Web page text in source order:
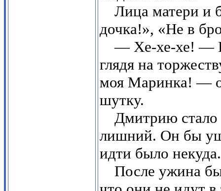
Лица матери и
дочка!», «Не в
— Хе-хе-хе! —
глядя на
моя Маринка! —
шутку.
Дмитрию стало
лишний. Он бы
идти было некуда.
После ужина